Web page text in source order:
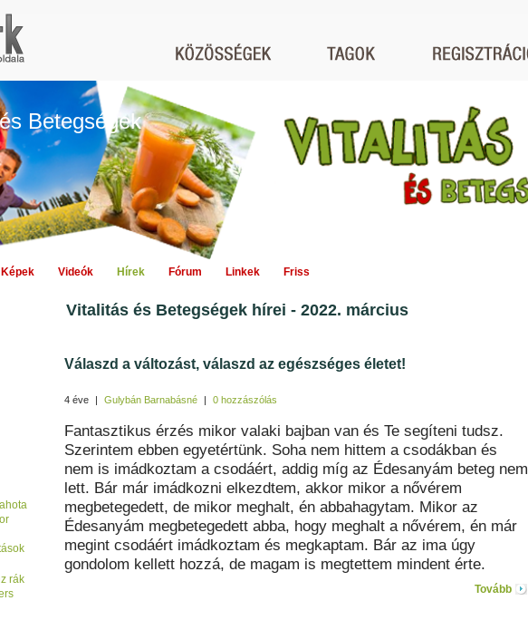
Betegségek
Képek Videók Hírek Fórum Linkek Friss
rák
Vitalitás és Betegségek hírei - 2022. március
Válaszd a változást, válaszd az egészséges életet!
4 éve | Gulybán Barnabásné | 0 hozzászólás
Fantasztikus érzés mikor valaki bajban van és Te segíteni tudsz.
Szerintem ebben egyetértünk. Soha nem hittem a csodákban és
nem is imádkoztam a csodáért, addig míg az Édesanyám beteg nem
lett. Bár már imádkozni elkezdtem, akkor mikor a nővérem
megbetegedett, de mikor meghalt, én abbahagytam. Mikor az
Édesanyám megbetegedett abba, hogy meghalt a nővérem, én már
megint csodáért imádkoztam és megkaptam. Bár az ima úgy
gondolom kellett hozzá, de magam is megtettem mindent érte.
Tovább